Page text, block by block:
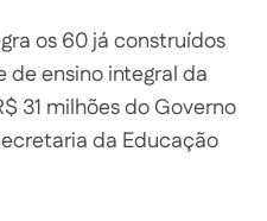
os 60 já construídos
de ensino integral da
31 milhões do Governo
da Educação